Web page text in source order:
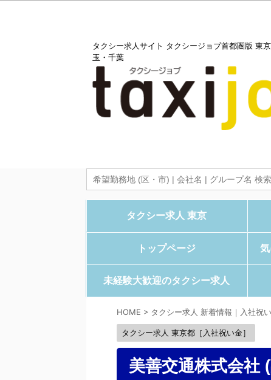
タクシー求人サイト タクシージョブ首都圏版 東
玉・千葉
タクシー求人 東京
トップページ
未経験大歓迎のタクシー求人
HOME > タクシー求人 新着情報｜入社祝
タクシー求人 東京都［入社祝い金］
美善交通株式会社